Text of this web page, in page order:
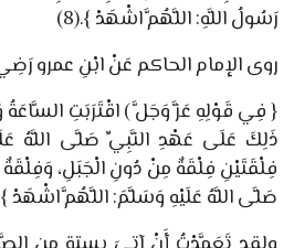
رَسُولُ اللَّهِ: اللَّهُمَّ اشْهَدْ }
.
(8)
روى الإمام الحاكم عَنْابْنِ عمرو
{فِي قَوْلِهِ عَزَّ وَجَلَّ)اقْتَرَبَتِ
ذَلِكَ عَلَى عَهْدِ النَّبِيِّ صَلَّى اللَّهُ
فِلْقَتَيْنِ فِلْقَةٌ مِنْ دُونِ الْجَبَلِ،
صَلَّى اللَّهُ عَلَيْهِ وَسَلَّمَ: اللَّهُمَّ اشْهَدْ }